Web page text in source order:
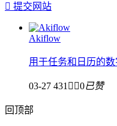
 提交网站
Akiflow
用于任务和日历的数
03-27 431  0已赞
回顶部